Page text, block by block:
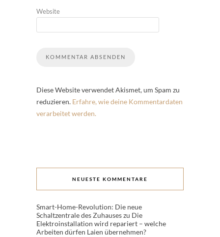
Website
Diese Website verwendet Akismet, um Spam zu
reduzieren. Erfahre, wie deine Kommentardaten
verarbeitet werden.
NEUESTE KOMMENTARE
Smart-Home-Revolution: Die neue
Schaltzentrale des Zuhauseszu Die
Elektroinstallation wird repariert – welche
Arbeiten dürfen Laien übernehmen?